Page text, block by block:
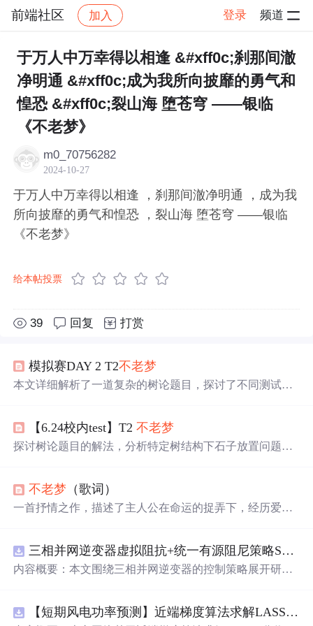
前端社区 加入 登录 频道
社区 前端社区 感慨 帖子详情
于万人中万幸得以相逢 &#xff0c;刹那间澈
净明通 &#xff0c;成为我所向披靡的勇气和
惶恐 &#xff0c;裂山海 堕苍穹 ——银临
《不老梦》
m0_70756282
2024-10-27
于万人中万幸得以相逢 ，刹那间澈净明通 ，成为我
所向披靡的勇气和惶恐 ，裂山海 堕苍穹 ——银临
《不老梦》
给本帖投票
39 回复 打赏
模拟赛DAY 2 T2不老梦
本文详细解析了一道复杂的树论题目，探讨了不同测试点
的数学归纳证明。
【6.24校内test】T2不老梦
探讨树论题目的解法，分析特定树结构下石子放置问题的
不老梦 （歌词）
一首抒情之作，描述了主人公在命运的捉弄下，经历爱情
三相并网逆变器虚拟阻抗+统一有源阻尼策略SVPWM+SPWM调制仿真
内容概要：本文围绕三相并网逆变器的控制策略展开研
（正弦脉宽调制）两种调制方式在Simulink平台下的仿真建
【短期风电功率预测】近端梯度算法求解LASSO分位数回归-短期风电功率预测研究（Matlab代码实现）